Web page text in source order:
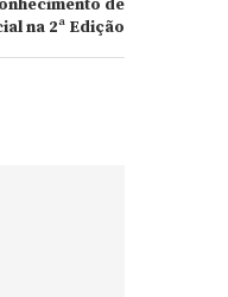
de
na 2ª Edição